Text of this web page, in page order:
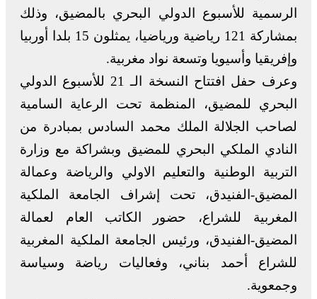
الرسمية للأسبوع الدولي البحري بالمضيق، وذلك
بمشاركة 121 رياضية ورياضيا، يمثلون 15 بلدا أوربيا
وإفريقيا وأسيويا وتسعة نواد مغربية.
وعرف حفل افتتاح النسخة الـ 21 للأسبوع الدولي
البحري للمضيق، المنظمة تحت الرعاية السامية
لصاحب الجلالة الملك محمد السادس بمبادرة من
النادي الملكي البحري للمضيق وبشراكة مع وزارة
التربية الوطنية والتعليم الاولي والرياضة وعمالة
المضيق-الفنيدق، تحت إشراف الجامعة الملكية
المغربية للشراع، حضور الكاتب العام لعمالة
المضيق-الفنيدق، ورئيس الجامعة الملكية المغربية
للشراع أحمد بناني، وفعاليات رياضة وسياسة
وجمعوية.